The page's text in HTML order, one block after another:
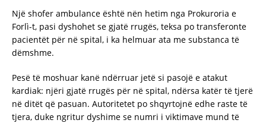
Një shofer ambulance është nën hetim nga Prokuroria e
Forlì-t, pasi dyshohet se gjatë rrugës, teksa po transferonte
pacientët për në spital, i ka helmuar ata me substanca të
dëmshme.
Pesë të moshuar kanë ndërruar jetë si pasojë e atakut
kardiak: njëri gjatë rrugës për në spital, ndërsa katër të tjerë
në ditët që pasuan. Autoritetet po shqyrtojnë edhe raste të
tjera, duke ngritur dyshime se numri i viktimave mund të